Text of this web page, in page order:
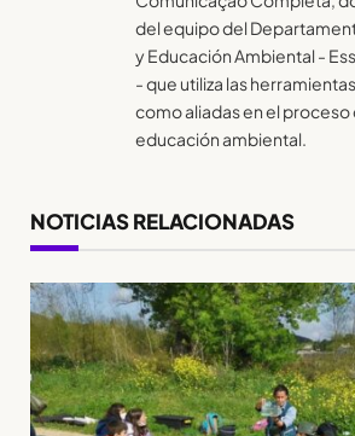
del equipo del
y Educación Ambiental -
- que utiliza las
como aliadas en el proceso
educación ambiental.
NOTICIAS RELACIONADAS